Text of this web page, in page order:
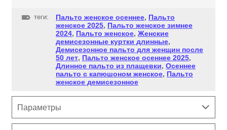
теги: Пальто женское осеннее, Пальто
женское 2025, Пальто женское зимнее
2024, Пальто женское, Женские
демисезонные куртки длинные,
Демисезонное пальто для женщин после
50 лет, Пальто женское осеннее 2025,
Длинное пальто из плащевки, Осеннее
пальто с капюшоном женское, Пальто
женское демисезонное
Параметры